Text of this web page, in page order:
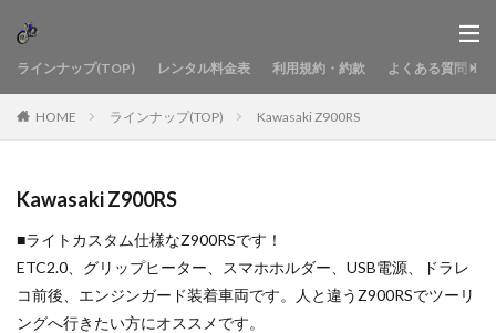
ラインナップ(TOP) レンタル料金表 利用規約・約款 よくある質問
HOME ラインナップ(TOP) Kawasaki Z900RS
Kawasaki Z900RS
■ライトカスタム仕様なZ900RSです！
ETC2.0、グリップヒーター、スマホホルダー、USB電源、ドラレ
コ前後、エンジンガード装着車両です。人と違うZ900RSでツーリ
ングへ行きたい方にオススメです。